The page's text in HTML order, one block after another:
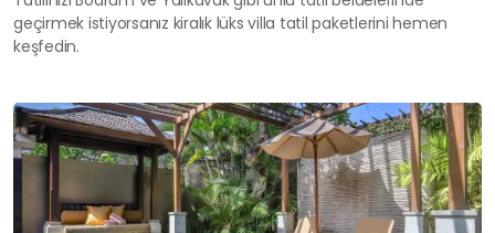
geçirmek istiyorsanız kiralık lüks villa tatil paketlerini hemen
keşfedin.